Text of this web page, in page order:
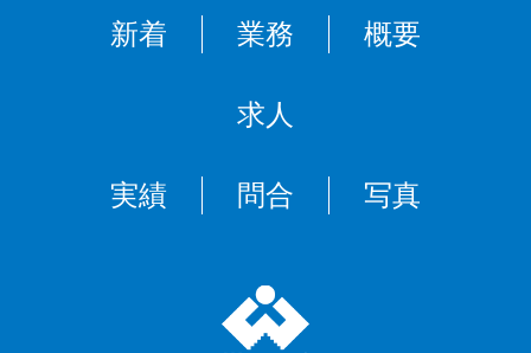
新着 業務 概要
求人
実績 問合 写真